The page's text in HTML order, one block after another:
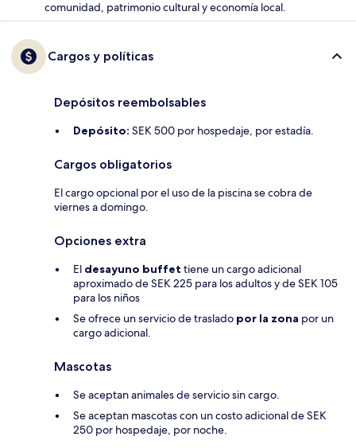
comunidad, patrimonio cultural y economía local.
Cargos y políticas
Depósitos reembolsables
Depósito: SEK 500 por hospedaje, por estadía.
Cargos obligatorios
El cargo opcional por el uso de la piscina se cobra de
viernes a domingo.
Opciones extra
El desayuno buffet tiene un cargo adicional
aproximado de SEK 225 para los adultos y de SEK 105
para los niños
Se ofrece un servicio de traslado por la zona por un
cargo adicional.
Mascotas
Se aceptan animales de servicio sin cargo.
Se aceptan mascotas con un costo adicional de SEK
250 por hospedaje, por noche.